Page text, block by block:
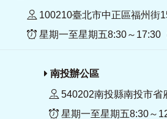
100210臺北市中正區福州街
星期一至星期五8:30～17:30
南投辦公區
540202南投縣南投市省
星期一至星期五8:30～